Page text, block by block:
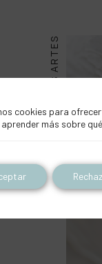
BELLAS ARTES
cookies para
aprender más sobre